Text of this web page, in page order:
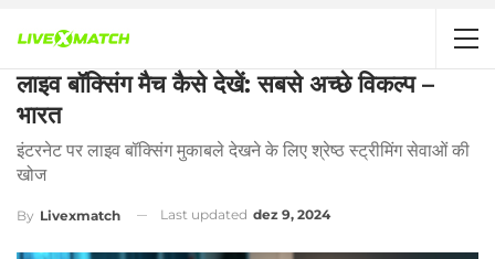
लाइव बॉक्सिंग मैच कैसे देखें: सबसे अच्छे विकल्प –
भारत
इंटरनेट पर लाइव बॉक्सिंग मुकाबले देखने के लिए श्रेष्ठ स्ट्रीमिंग सेवाओं की
खोज
By Livexmatch Last updated dez 9, 2024